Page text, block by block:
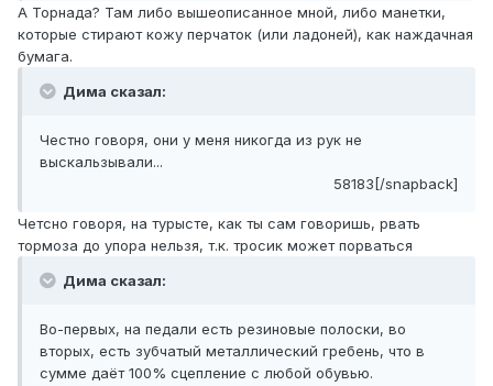
А Торнада? Там либо вышеописанное мной, либо манетки,
которые стирают кожу перчаток (или ладоней), как наждачная
бумага.
Дима сказал:
Честно говоря, они у меня никогда из рук не
выскальзывали...
58183[/snapback]
Четсно говоря, на турысте, как ты сам говоришь, рвать
тормоза до упора нельзя, т.к. тросик может порваться
Дима сказал:
Во-первых, на педали есть резиновые полоски, во
вторых, есть зубчатый металлический гребень, что в
сумме даёт 100% сцепление с любой обувью.